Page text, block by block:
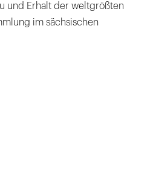
und Erhalt der weltgrößten
im sächsischen